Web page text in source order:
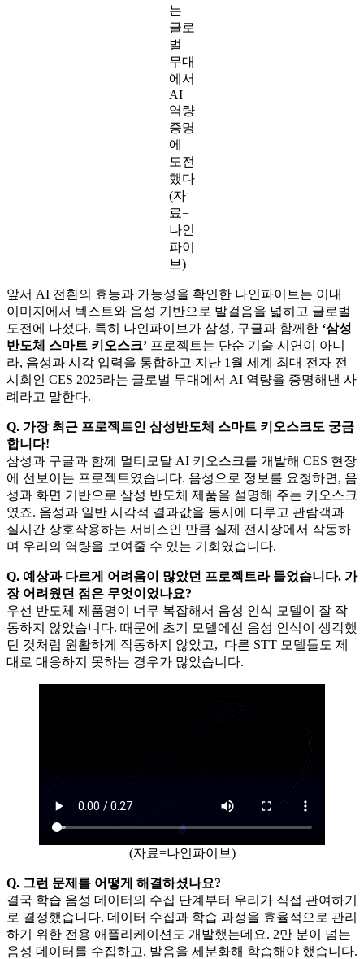
는
글로
벌
무대
에서
AI
역량
증명
에
도전
했다
(자
료=
나인
파이
브)
앞서 AI 전환의 효능과 가능성을 확인한 나인파이브는 이내
이미지에서 텍스트와 음성 기반으로 발걸음을 넓히고 글로벌
도전에 나섰다. 특히 나인파이브가 삼성, 구글과 함께한 ‘삼성
반도체 스마트 키오스크’ 프로젝트는 단순 기술 시연이 아니
라, 음성과 시각 입력을 통합하고 지난 1월 세계 최대 전자 전
시회인 CES 2025라는 글로벌 무대에서 AI 역량을 증명해낸 사
례라고 말한다.
Q. 가장 최근 프로젝트인 삼성반도체 스마트 키오스크도 궁금
합니다!
삼성과 구글과 함께 멀티모달 AI 키오스크를 개발해 CES 현장
에 선보이는 프로젝트였습니다. 음성으로 정보를 요청하면, 음
성과 화면 기반으로 삼성 반도체 제품을 설명해 주는 키오스크
였죠. 음성과 일반 시각적 결과값을 동시에 다루고 관람객과
실시간 상호작용하는 서비스인 만큼 실제 전시장에서 작동하
며 우리의 역량을 보여줄 수 있는 기회였습니다.
Q. 예상과 다르게 어려움이 많았던 프로젝트라 들었습니다. 가
장 어려웠던 점은 무엇이었나요?
우선 반도체 제품명이 너무 복잡해서 음성 인식 모델이 잘 작
동하지 않았습니다. 때문에 초기 모델에선 음성 인식이 생각했
던 것처럼 원활하게 작동하지 않았고, 다른 STT 모델들도 제
대로 대응하지 못하는 경우가 많았습니다.
(자료=나인파이브)
Q. 그런 문제를 어떻게 해결하셨나요?
결국 학습 음성 데이터의 수집 단계부터 우리가 직접 관여하기
로 결정했습니다. 데이터 수집과 학습 과정을 효율적으로 관리
하기 위한 전용 애플리케이션도 개발했는데요. 2만 분이 넘는
음성 데이터를 수집하고, 발음을 세분화해 학습해야 했습니다.